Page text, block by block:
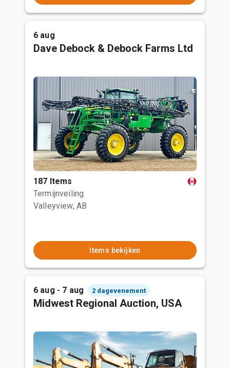
6 aug
Dave Debock & Debock Farms Ltd
187 Items
Termijnveiling
Valleyview, AB
Items bekijken
6 aug - 7 aug 2 dagevenement
Midwest Regional Auction, USA